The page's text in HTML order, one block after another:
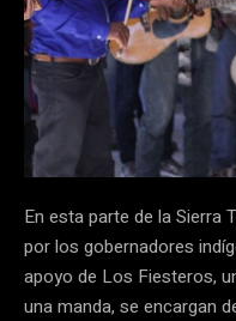
En esta parte de la Sierra
por los gobernadores
apoyo de Los Fiesteros,
una manda, se encargan